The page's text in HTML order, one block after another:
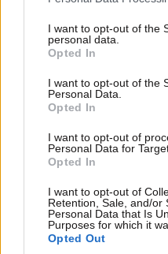
not limited to your visit or
grant or deny consent to
use your data for below
consent section.
I want to opt-out of the
personal data.
Opted In
I want to opt-out of the
Personal Data.
Opted In
I want to opt-out of
Personal Data for
Opted In
I want to opt-out of
Retention, Sale, and/or
Personal Data that Is
Purposes for which it
Opted Out
09·08·2026 09:30
Οι 5 ασκήσεις που
με δύναμη και